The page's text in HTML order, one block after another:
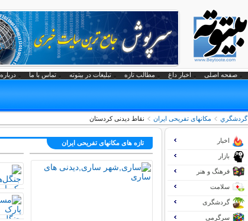
صفحه اصلی اخبار داغ مطالب تازه تبلیغات در بیتوته تماس با ما
گردشگري مکانهای تفریحی ايران نقاط دیدنی کردستان
تازه های مکانهای تفریحی ايران اخبار
بازار
فرهنگ و هنر
سلامت
گردشگری
سرگرمی